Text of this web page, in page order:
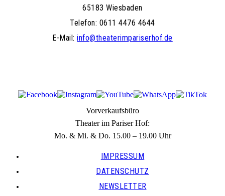
65183 Wiesbaden
Telefon: 0611 4476 4644
E-Mail:info@theaterimpariserhof.de
Vorverkaufsbüro
Theater im Pariser Hof:
Mo. & Mi. & Do. 15.00 – 19.00 Uhr
IMPRESSUM
DATENSCHUTZ
NEWSLETTER